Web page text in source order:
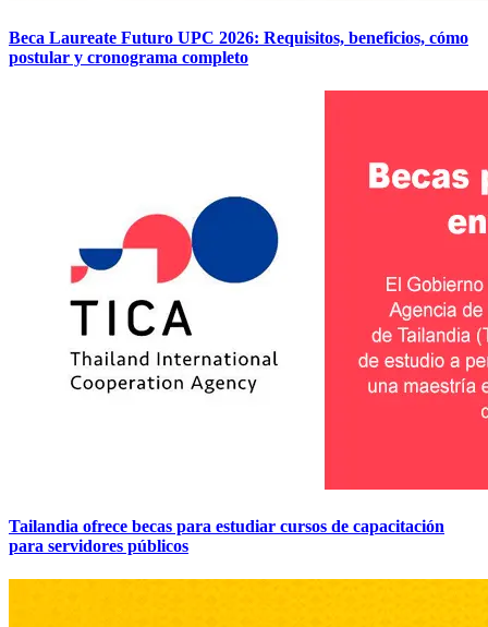
Beca Laureate Futuro UPC 2026: Requisitos, beneficios, cómo
postular y cronograma completo
Tailandia ofrece becas para estudiar cursos de capacitación
para servidores públicos